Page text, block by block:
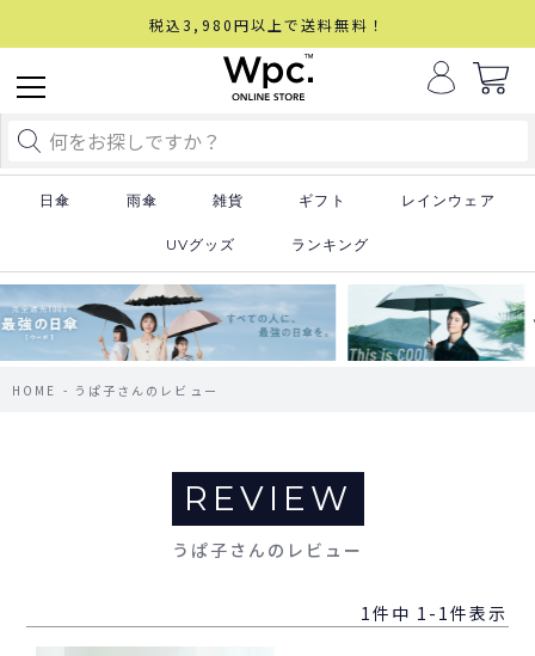
税込3,980円以上で送料無料！
日傘 雨傘 雑貨 ギフト レインウェア
UVグッズ ランキング
HOME うぱ子さんのレビュー
REVIEW
うぱ子さんのレビュー
1件中 1 - 1件表示